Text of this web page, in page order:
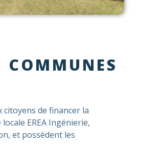
de financer la
EREA Ingénierie,
et possèdent les